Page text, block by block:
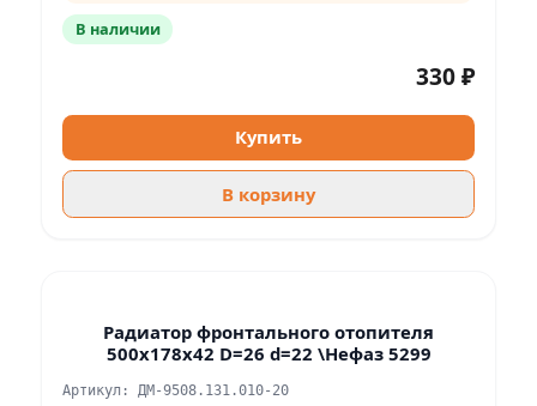
В наличии
330 ₽
Купить
В корзину
Радиатор фронтального отопителя
500х178х42 D=26 d=22 \Нефаз 5299
Артикул: ДМ-9508.131.010-20